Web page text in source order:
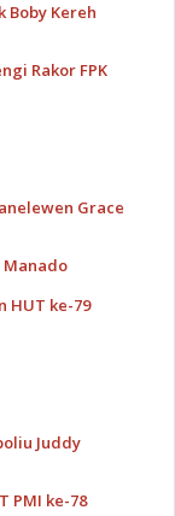
Boby Kereh
Rakor FPK
Grace
HUT ke-79
Juddy
PMI ke-78